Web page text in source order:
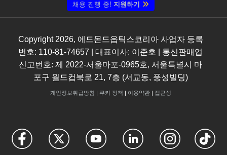
채용 진행 중! 지원하기
Copyright 2026, 에드몬드옵틱스코리아 사업자 등록
번호: 110-81-74657 | 대표이사: 이준호 | 통신판매업
신고번호: 제 2022-서울마포-0965호, 서울특별시 마
포구 월드컵북로 21, 7층 (서교동, 풍성빌딩)
개인정보취급방침 | 쿠키 정책 | 이용약관| 접근성